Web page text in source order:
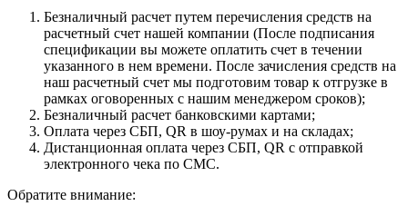
Безналичный расчет путем перечисления средств на
расчетный счет нашей компании (После подписания
спецификации вы можете оплатить счет в течении
указанного в нем времени. После зачисления средств на
наш расчетный счет мы подготовим товар к отгрузке в
рамках оговоренных с нашим менеджером сроков);
Безналичный расчет банковскими картами;
Оплата через СБП, QR в шоу-румах и на складах;
Дистанционная оплата через СБП, QR с отправкой
электронного чека по СМС.
Обратите внимание: